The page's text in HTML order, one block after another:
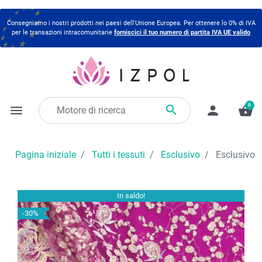
Consegniamo i nostri prodotti nei paesi dell'Unione Europea. Per ottenere lo 0% di IVA
per le transazioni intracomunitarie forniscici il tuo numero di partita IVA UE valido
menu  person shopping_basket
0
Pagina iniziale Tutti i tessuti Esclusivo Esclusivo
In saldo!
-30%